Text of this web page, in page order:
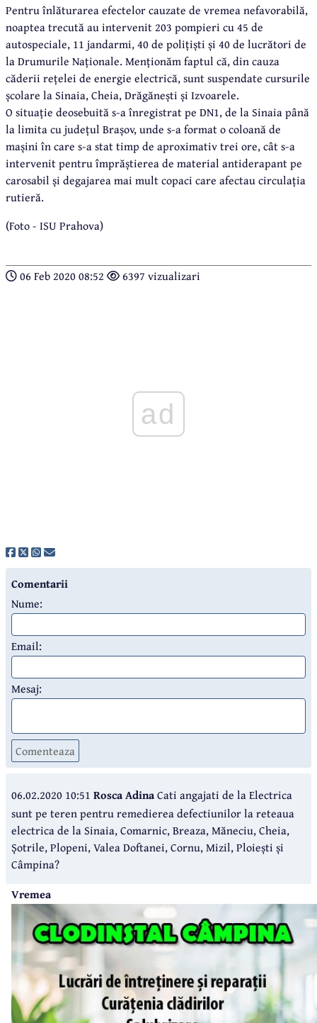
Pentru înlăturarea efectelor cauzate de vremea nefavorabilă,
noaptea trecută au intervenit 203 pompieri cu 45 de
autospeciale, 11 jandarmi, 40 de polițiști și 40 de lucrători de
la Drumurile Naționale. Menționăm faptul că, din cauza
căderii rețelei de energie electrică, sunt suspendate cursurile
școlare la Sinaia, Cheia, Drăgănești și Izvoarele.
O situație deosebuită s-a înregistrat pe DN1, de la Sinaia până
la limita cu județul Brașov, unde s-a format o coloană de
mașini în care s-a stat timp de aproximativ trei ore, cât s-a
intervenit pentru împrăștierea de material antiderapant pe
carosabil și degajarea mai mult copaci care afectau circulația
rutieră.
(Foto - ISU Prahova)
06 Feb 2020 08:52 6397 vizualizari
ad
Comentarii
Nume:
Email:
Mesaj:
Comenteaza
06.02.2020 10:51 Rosca AdinaCati angajati de la Electrica
sunt pe teren pentru remedierea defectiunilor la reteaua
electrica de la Sinaia, Comarnic, Breaza, Măneciu, Cheia,
Șotrile, Plopeni, Valea Doftanei, Cornu, Mizil, Ploiești și
Câmpina?
Vremea